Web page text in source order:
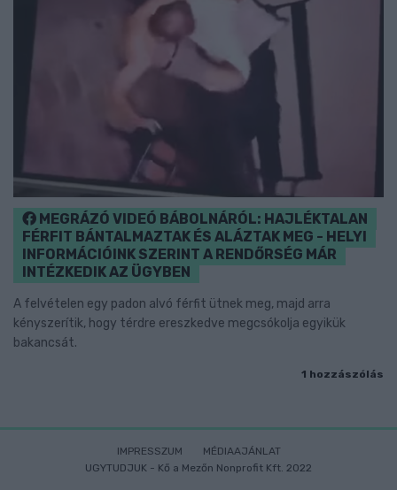
MEGRÁZÓ VIDEÓ BÁBOLNÁRÓL: HAJLÉKTALAN
FÉRFIT BÁNTALMAZTAK ÉS ALÁZTAK MEG - HELYI
INFORMÁCIÓINK SZERINT A RENDŐRSÉG MÁR
INTÉZKEDIK AZ ÜGYBEN
A felvételen egy padon alvó férfit ütnek meg, majd arra
kényszerítik, hogy térdre ereszkedve megcsókolja egyikük
bakancsát.
1 hozzászólás
IMPRESSZUM
MÉDIAAJÁNLAT
UGYTUDJUK - Kő a Mezőn Nonprofit Kft. 2022